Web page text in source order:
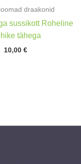
draakonid
sussikott Roheline
tähega
10,00 €